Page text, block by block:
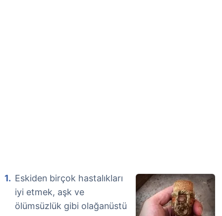
Eskiden birçok hastalıkları
iyi etmek, aşk ve
ölümsüzlük gibi olağanüstü